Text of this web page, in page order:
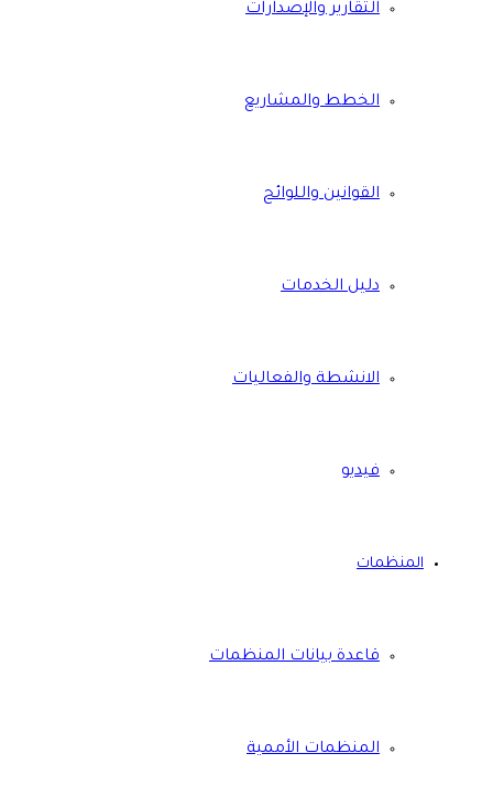
التقارير والإصدارات
الخطط والمشاريع
القوانين واللوائح
دليل الخدمات
الانشطة والفعاليات
فيديو
المنظمات
قاعدة بيانات المنظمات
المنظمات الأممية